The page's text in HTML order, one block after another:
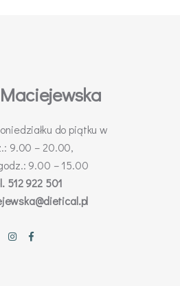
do piątku w
9.00 – 20.00,
9.00 – 15.00
512 922 501